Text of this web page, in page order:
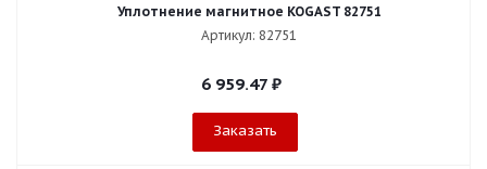
Уплотнение магнитное KOGAST 82751
Артикул: 82751
6 959.47₽
Заказать